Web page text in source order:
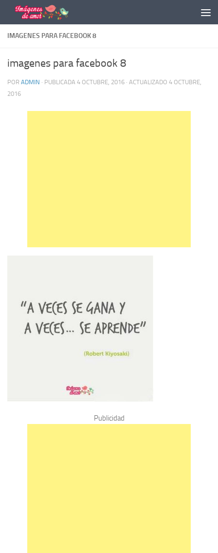
Saltar al contenido
IMAGENES PARA FACEBOOK 8
imagenes para facebook 8
POR ADMIN · PUBLICADA 4 OCTUBRE, 2016 · ACTUALIZADO 4 OCTUBRE,
2016
Publicidad